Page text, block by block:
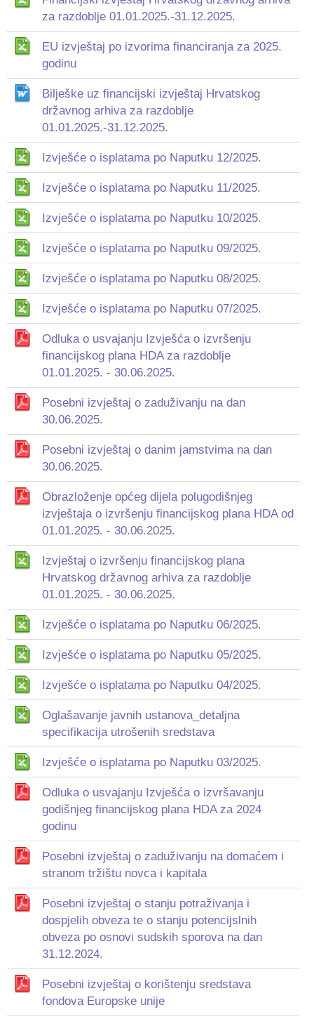
za razdoblje 01.01.2025.-31.12.2025.
EU izvještaj po izvorima financiranja za 2025.
godinu
Bilješke uz financijski izvještaj Hrvatskog
državnog arhiva za razdoblje
01.01.2025.-31.12.2025.
Izvješće o isplatama po Naputku 12/2025.
Izvješće o isplatama po Naputku 11/2025.
Izvješće o isplatama po Naputku 10/2025.
Izvješće o isplatama po Naputku 09/2025.
Izvješće o isplatama po Naputku 08/2025.
Izvješće o isplatama po Naputku 07/2025.
Odluka o usvajanju Izvješća o izvršenju
financijskog plana HDA za razdoblje
01.01.2025. - 30.06.2025.
Posebni izvještaj o zaduživanju na dan
30.06.2025.
Posebni izvještaj o danim jamstvima na dan
30.06.2025.
Obrazloženje općeg dijela polugodišnjeg
izvještaja o izvršenju financijskog plana HDA od
01.01.2025. - 30.06.2025.
Izvještaj o izvršenju financijskog plana
Hrvatskog državnog arhiva za razdoblje
01.01.2025. - 30.06.2025.
Izvješće o isplatama po Naputku 06/2025.
Izvješće o isplatama po Naputku 05/2025.
Izvješće o isplatama po Naputku 04/2025.
Oglašavanje javnih ustanova_detaljna
specifikacija utrošenih sredstava
Izvješće o isplatama po Naputku 03/2025.
Odluka o usvajanju Izvješća o izvršavanju
godišnjeg financijskog plana HDA za 2024
godinu
Posebni izvještaj o zaduživanju na domaćem i
stranom tržištu novca i kapitala
Posebni izvještaj o stanju potraživanja i
dospjelih obveza te o stanju potencijslnih
obveza po osnovi sudskih sporova na dan
31.12.2024.
Posebni izvještaj o korištenju sredstava
fondova Europske unije